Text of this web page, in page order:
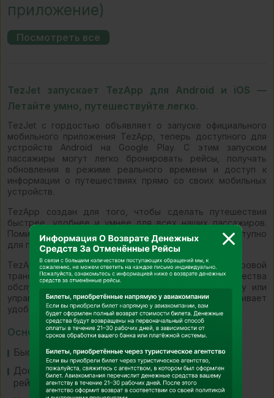
приложение)
Посмотреть все
TezJet запускает TezApp для Android и iOS —
Летайте умно, путешествуйте легко.
TezJet с гордостью объявляет о запуске официального
мобильного приложения TezApp, теперь доступного для
устройств Android на Google Play. С этим запуском
пассажиры могут легко бронировать рейсы, получать
обновления в режиме реального времени и доступ к
информации о путешествиях прямо со своих мобильных
устройств.
TezApp создан для того, чтобы сделать путешествия
быстрее, удобнее и умнее для всех наших пассажиров.
Помимо версии для Android, приложение также доступно
для пользователей iOS в App Store.
TezApp — это важный шаг в нашей цифровой
трансформации, направленной на улучшение качества
обслуживания клиентов. Планируете ли вы поездку или
управляете бронированием, TezApp обеспечивает
удобство путешествий прямо в вашей ладони.
Основные функции TezApp
Быстрое и безопасное бронирование рейсов
Доступ к посадочным талонам и информации о
рейсах